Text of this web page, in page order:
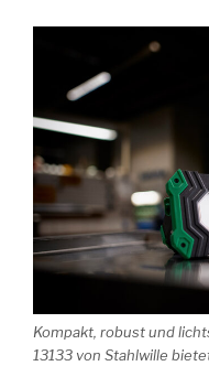
Kompakt, robust und
13133 von Stahlwille